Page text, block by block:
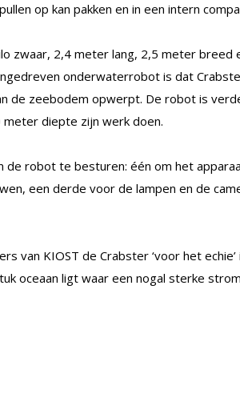
op kan pakken en in een intern
zwaar, 2,4 meter lang, 2,5 meter breed
onderwaterrobot is dat
de zeebodem opwerpt. De robot is
meter diepte zijn werk doen.
de robot te besturen: één om het
een derde voor de lampen en de
van KIOST de Crabster ‘voor het
oceaan ligt waar een nogal sterke